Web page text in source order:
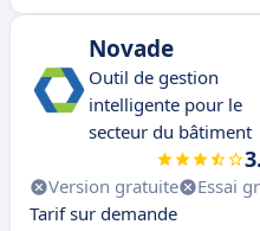
Novade
Outil de gestion
intelligente pour le
secteur du bâtiment
Version gratuite Essai
Tarif sur demande